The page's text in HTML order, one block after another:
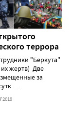
террора
"Беркута"
жертв) Две
за